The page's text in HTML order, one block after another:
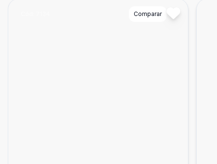
Comparar